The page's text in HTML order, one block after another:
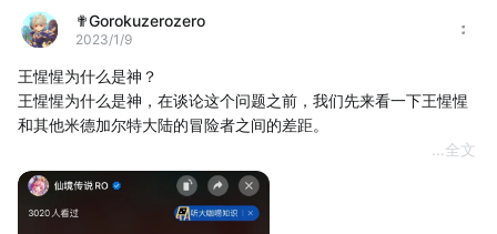
✟Gorokuzerozero
2023/1/9
王惺惺为什么是神？
王惺惺为什么是神，在谈论这个问题之前，我们先来看一下王惺惺
和其他米德加尔特大陆的冒险者之间的差距。
首先是犯下了傲慢之罪的林，他在各种活动场合露脸，自以为是地
显露自己的皮囊，以为长得帅就为所欲为，而神王惺惺降下了祂的
神罚，林被做成了表情包；
全文